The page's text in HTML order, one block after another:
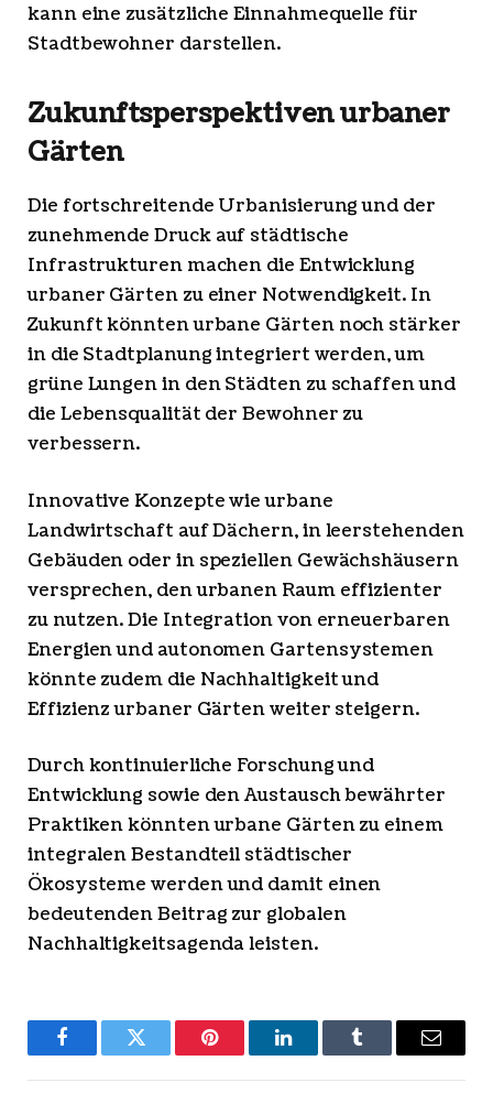
kann eine zusätzliche Einnahmequelle für
Stadtbewohner darstellen.
Zukunftsperspektiven urbaner
Gärten
Die fortschreitende Urbanisierung und der
zunehmende Druck auf städtische
Infrastrukturen machen die Entwicklung
urbaner Gärten zu einer Notwendigkeit. In
Zukunft könnten urbane Gärten noch stärker
in die Stadtplanung integriert werden, um
grüne Lungen in den Städten zu schaffen und
die Lebensqualität der Bewohner zu
verbessern.
Innovative Konzepte wie urbane
Landwirtschaft auf Dächern, in leerstehenden
Gebäuden oder in speziellen Gewächshäusern
versprechen, den urbanen Raum effizienter
zu nutzen. Die Integration von erneuerbaren
Energien und autonomen Gartensystemen
könnte zudem die Nachhaltigkeit und
Effizienz urbaner Gärten weiter steigern.
Durch kontinuierliche Forschung und
Entwicklung sowie den Austausch bewährter
Praktiken könnten urbane Gärten zu einem
integralen Bestandteil städtischer
Ökosysteme werden und damit einen
bedeutenden Beitrag zur globalen
Nachhaltigkeitsagenda leisten.
FacebookTwitter Pinterest LinkedInTumblr Email